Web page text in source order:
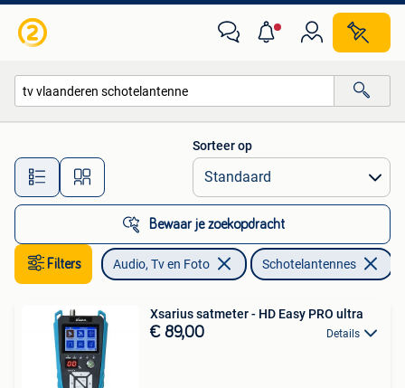
Alle afstanden…
Sorteer op
Bewaar je zoekopdracht
Filters Audio, Tv en Foto Schotelantennes
Xsarius satmeter - HD Easy PRO ultra
€ 89,00 Details